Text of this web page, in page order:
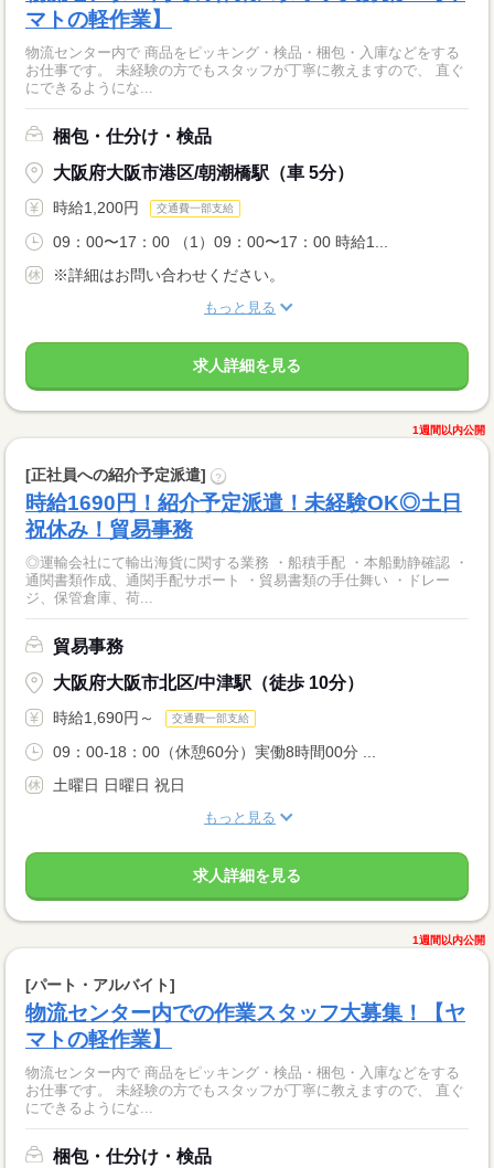
マトの軽作業】
物流センター内で 商品をピッキング・検品・梱包・入庫などをする
お仕事です。 未経験の方でもスタッフが丁寧に教えますので、 直ぐ
にできるようにな...
梱包・仕分け・検品
大阪府大阪市港区/朝潮橋駅（車 5分）
時給1,200円 交通費一部支給
09：00〜17：00 （1）09：00〜17：00 時給1...
※詳細はお問い合わせください。
もっと見る
求人詳細を見る
1週間以内公開
[正社員への紹介予定派遣] ?
時給1690円！紹介予定派遣！未経験OK◎土日
祝休み！貿易事務
◎運輸会社にて輸出海貨に関する業務 ・船積手配 ・本船動静確認 ・
通関書類作成、通関手配サポート ・貿易書類の手仕舞い ・ドレー
ジ、保管倉庫、荷...
貿易事務
大阪府大阪市北区/中津駅（徒歩 10分）
時給1,690円～ 交通費一部支給
09：00-18：00（休憩60分）実働8時間00分 ...
土曜日 日曜日 祝日
もっと見る
求人詳細を見る
1週間以内公開
[パート・アルバイト]
物流センター内での作業スタッフ大募集！【ヤ
マトの軽作業】
物流センター内で 商品をピッキング・検品・梱包・入庫などをする
お仕事です。 未経験の方でもスタッフが丁寧に教えますので、 直ぐ
にできるようにな...
梱包・仕分け・検品